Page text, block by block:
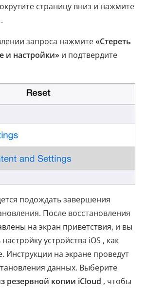
страницу вниз и нажмите
.
запроса нажмите«Стереть
и настройки» и подтвердите
подождать завершения
После восстановления
на экран приветствия, и вы
устройства iOS , как
Инструкции на экране проведут
данных. Выберите
резервной копии iCloud , чтобы